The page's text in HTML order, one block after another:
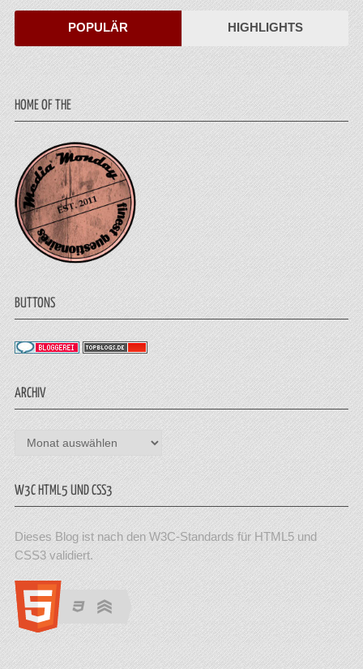
POPULÄR HIGHLIGHTS
HOME OF THE
BUTTONS
ARCHIV
Archiv
W3C HTML5 UND CSS3
Dieses Blog ist nach den W3C-Standards für HTML5 und
CSS3 validiert.